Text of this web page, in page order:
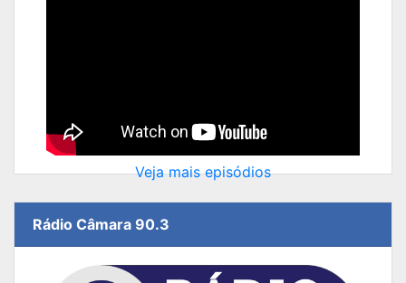
Veja mais episódios
Rádio Câmara 90.3